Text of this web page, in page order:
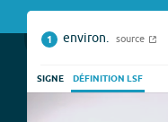
1 environ. source
SIGNE DÉFINITION LSF